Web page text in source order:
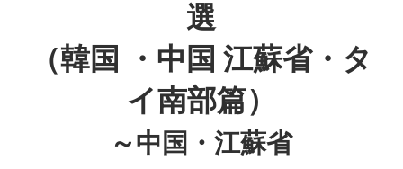
選
（韓国 ・中国 江蘇省・タ
イ南部篇）
～中国・江蘇省